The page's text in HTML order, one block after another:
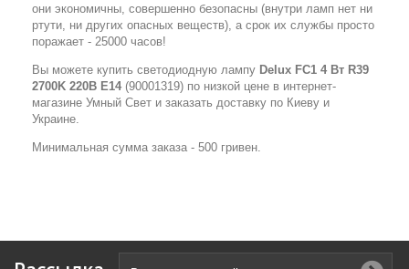
они экономичны, совершенно безопасны (внутри ламп нет ни
ртути, ни других опасных веществ), а срок их службы просто
поражает - 25000 часов!
Вы можете купить светодиодную лампу Delux FC1 4 Вт R39
2700K 220В E14 (90001319) по низкой цене в интернет-
магазине Умный Свет и заказать доставку по Киеву и
Украине.
Минимальная сумма заказа - 500 гривен.